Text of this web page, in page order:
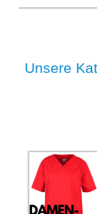
Unsere